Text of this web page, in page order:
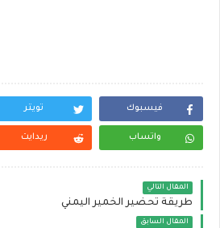
فيسبوك تويتر
واتساب ريدايت
المقال التالي
طريقة تحضير الخمير اليمني
المقال السابق